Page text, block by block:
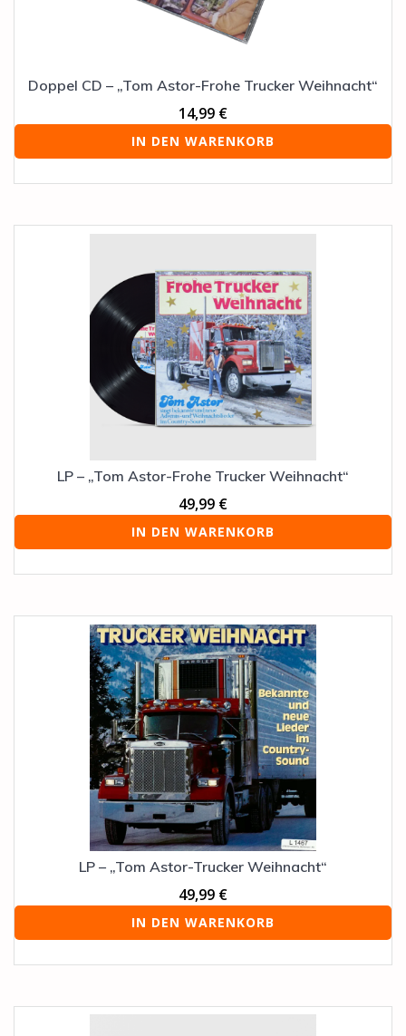
Doppel CD – „Tom Astor-Frohe Trucker Weihnacht“
14,99 €
IN DEN WARENKORB
LP – „Tom Astor-Frohe Trucker Weihnacht“
49,99 €
IN DEN WARENKORB
LP – „Tom Astor-Trucker Weihnacht“
49,99 €
IN DEN WARENKORB